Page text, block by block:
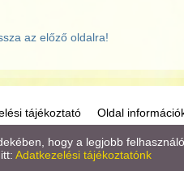
az előző oldalra!
tájékoztató Oldal
hogy a legjobb
Adatkezelési tájékoztatónk